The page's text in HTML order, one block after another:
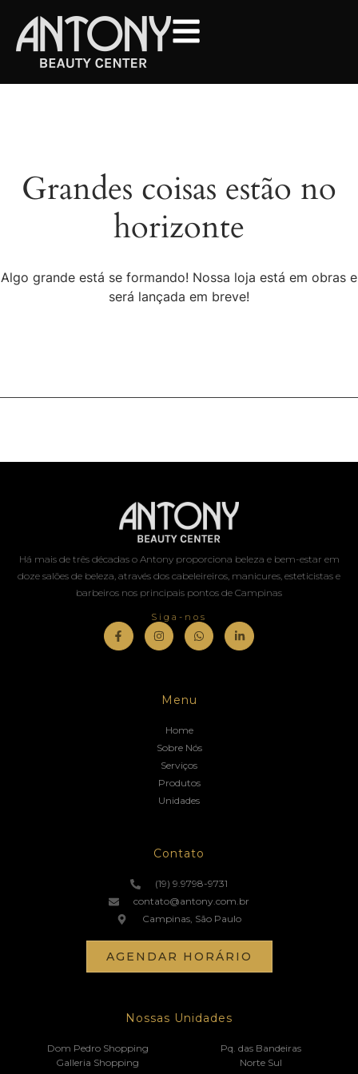
Grandes coisas estão no
horizonte
Algo grande está se formando! Nossa loja está em obras e
será lançada em breve!
Há mais de três décadas o Antony proporciona beleza e bem-estar em
doze salões de beleza, através dos cabeleireiros, manicures, esteticistas e
barbeiros nos principais pontos de Campinas
Siga-nos
Menu
Home
Sobre Nós
Serviços
Produtos
Unidades
Contato
(19) 9.9798-9731
contato@antony.com.br
Campinas, São Paulo
AGENDAR HORÁRIO
Nossas Unidades
Dom Pedro Shopping
Galleria Shopping
Pq. das Bandeiras
Norte Sul